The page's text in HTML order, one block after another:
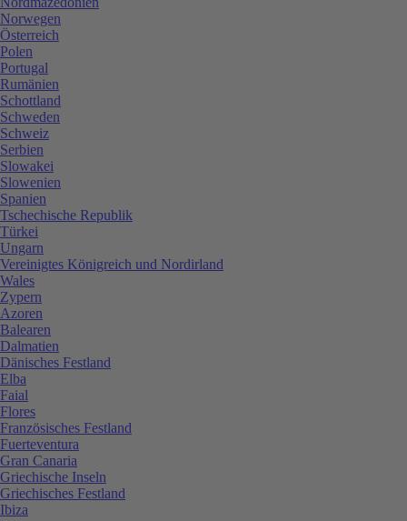
Norwegen
Österreich
Polen
Portugal
Rumänien
Schottland
Schweden
Schweiz
Serbien
Slowakei
Slowenien
Spanien
Tschechische Republik
Türkei
Ungarn
Vereinigtes Königreich und Nordirland
Wales
Zypern
Azoren
Balearen
Dalmatien
Dänisches Festland
Elba
Faial
Flores
Französisches Festland
Fuerteventura
Gran Canaria
Griechische Inseln
Griechisches Festland
Ibiza